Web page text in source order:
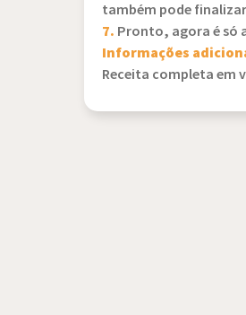
também pode
7. Pronto, agora é só
Informações
Receita completa